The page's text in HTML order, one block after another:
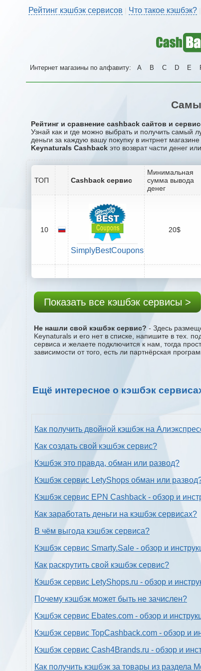
Рейтинг кэшбэк сервисов Что такое кэшбэк?
Интернет магазины по алфавиту: A B C D E
Рейтинг и сравнение cashback сайтов и
Узнай как и где можно выбрать и получить самый
деньги за каждую вашу покупку в интрнет
Keynaturals Cashback это возврат части денег
ТОП Cashback сервис
Минимальная
сумма вывода
денег
10
SimplyBestCoupons
20$
Показать все кэшбэк сервисы >
Не нашли свой кэшбэк сервис? - Здесь
Keynaturals и его нет в списке, напишите в тех.
сервиса и желаете подключится к нам, тогда
зависимости от того, есть ли партнёрская
Ещё интересное о кэшбэк
Как получить двойной кэшбэк на
Как создать свой кэшбэк сервис?
Кэшбэк это правда, обман или развод?
Кэшбэк сервис LetyShops обман или
Кэшбэк сервис EPN Cashback - обзор и
Как заработать деньги на кэшбэк сервисах?
В чём выгода кэшбэк сервиса?
Кэшбэк сервис Smarty.Sale - обзор и
Как раскрутить свой кэшбэк сервис?
Кэшбэк сервис LetyShops.ru - обзор и
Почему кэшбэк может быть не зачислен?
Кэшбэк сервис Ebates.com - обзор и
Кэшбэк сервис TopCashback.com - обзор и
Кэшбэк сервис Cash4Brands.ru - обзор и
Как получить кэшбэк за товары из раздела